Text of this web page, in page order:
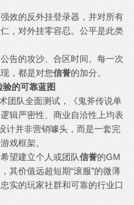
效的反外挂登录器，并对所有
，对外挂零容忍。公平是此类
公告的攻沙、合区时间。每一次
，都是对您信誉的加分。
的可靠蓝图
团队全面测试，《鬼斧传说单
辑严密性、商业自洽性上均表
计并非营销噱头，而是一套完
戏框架。
望建立个人或团队信誉的GM
其价值远超短期“滚服”的微薄
实的玩家社群和可靠的行业口